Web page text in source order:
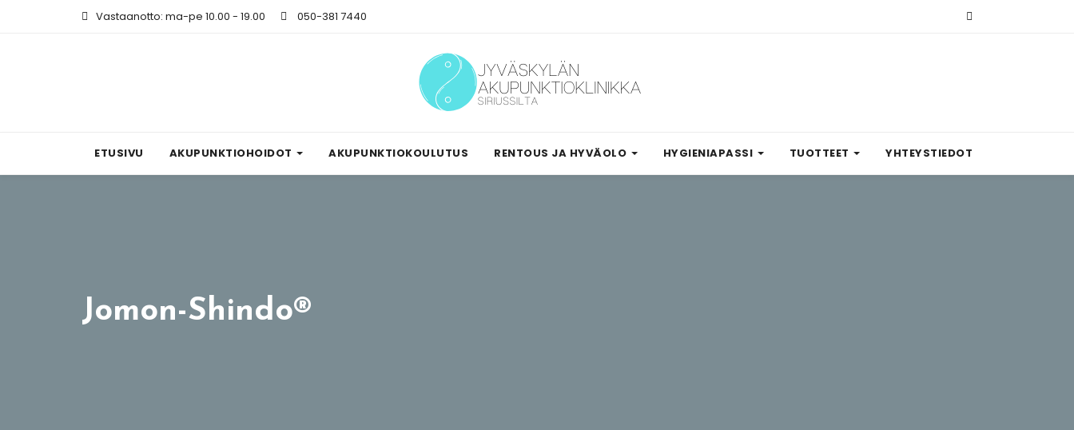
Vastaanotto: ma-pe 10.00 - 19.00 050-381 7440
ETUSIVU AKUPUNKTIOHOIDOT AKUPUNKTIOKOULUTUS RENTOUS JA HYVÄOLO HYGIENIAPASSI TUOTTEET YHTEYSTIEDOT
Jomon-Shindo®